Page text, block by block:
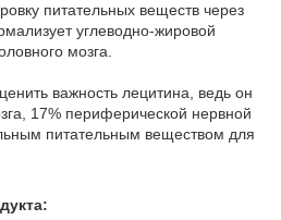
питательных веществ через
углеводно-жировой
мозга.
важность лецитина, ведь он
17% периферической нервной
питательным веществом для